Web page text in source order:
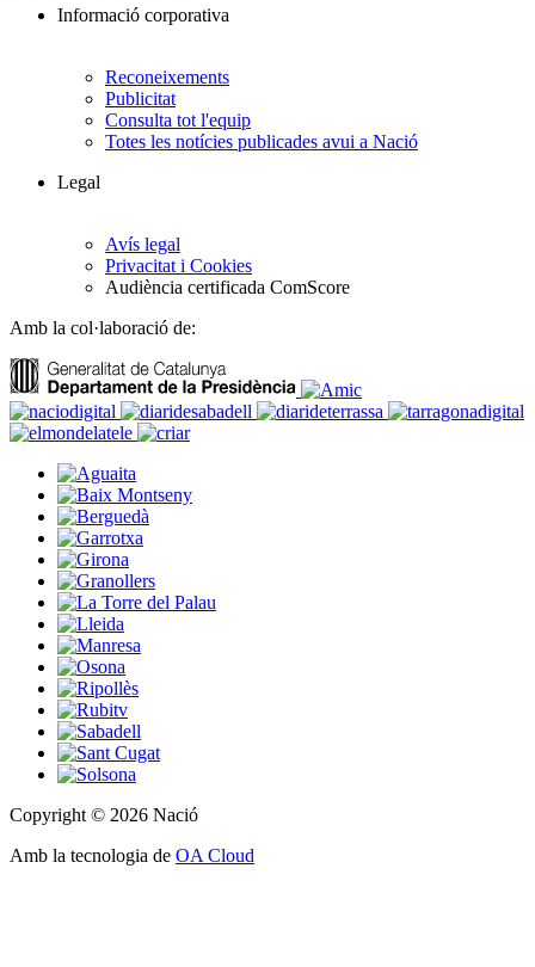
Informació corporativa
Reconeixements
Publicitat
Consulta tot l'equip
Totes les notícies publicades avui a Nació
Legal
Avís legal
Privacitat i Cookies
Audiència certificada ComScore
Amb la col·laboració de:
Copyright © 2026 Nació
Amb la tecnologia de OA Cloud